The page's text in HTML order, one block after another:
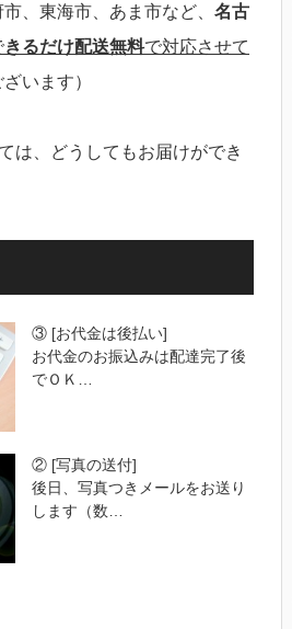
、東海市、あま市など、 名古
きるだけ配送無料で対応させて
います）
は、どうしてもお届けができ
③ [お代金は後払い]
お代金のお振込みは配達完了後
でＯＫ…
② [写真の送付]
後日、写真つきメールをお送り
します（数…